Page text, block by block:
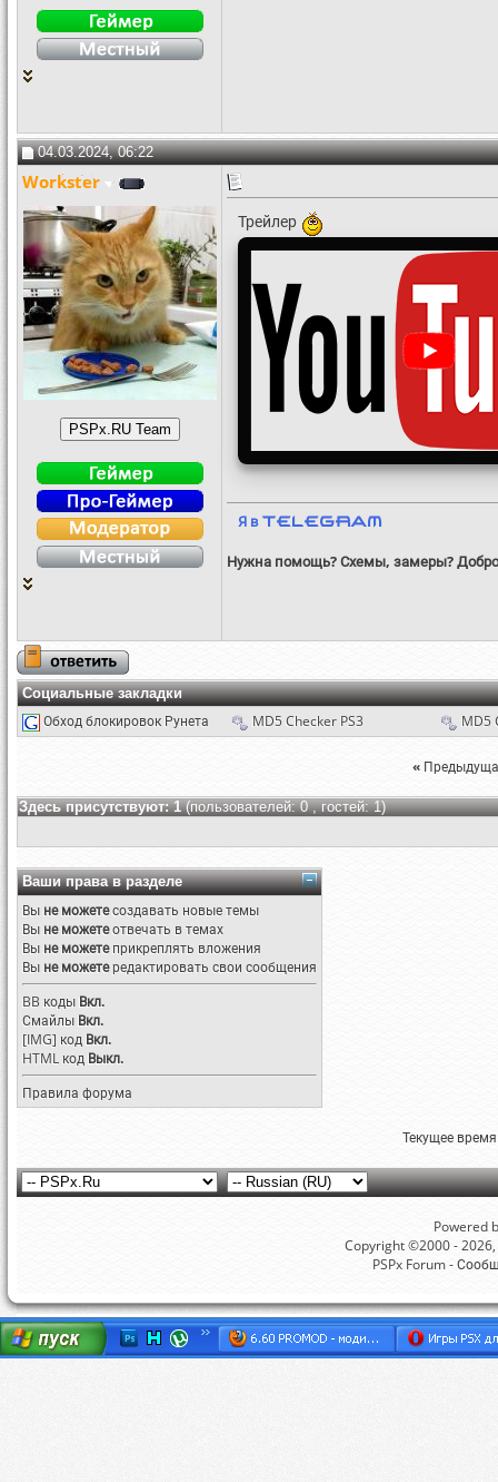
04.03.2024, 06:22
Workster
Трейлер
Я в Telegram
Нужна помощь? Схемы, замеры?
Социальные закладки
Обход блокировок Рунета MD5 Checker PS3 MD5
«
Здесь присутствуют: 1(пользователей: 0 , гостей: 1)
Ваши права в разделе
Вы не можетесоздавать новые темы
Вы не можетеотвечать в темах
Вы не можетеприкреплять вложения
Вы не можетередактировать свои сообщения
BB коды Вкл.
Смайлы Вкл.
[IMG] код Вкл.
HTML код Выкл.
Правила форума
Текущее
Powered
Copyright ©2000 -
PSPx Forum -